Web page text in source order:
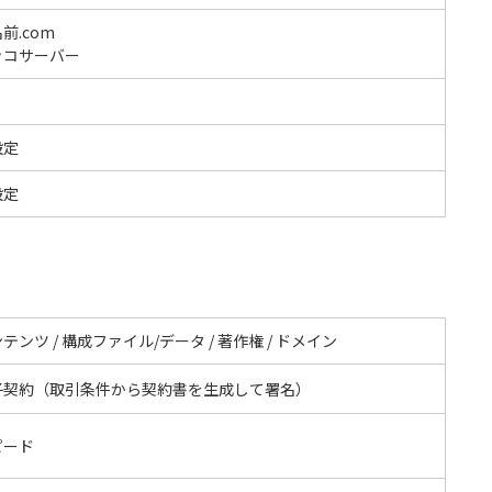
前.com
サーバー
テンツ / 構成ファイル/データ / 著作権 / ドメイン
約（取引条件から契約書を生成して署名）
ド